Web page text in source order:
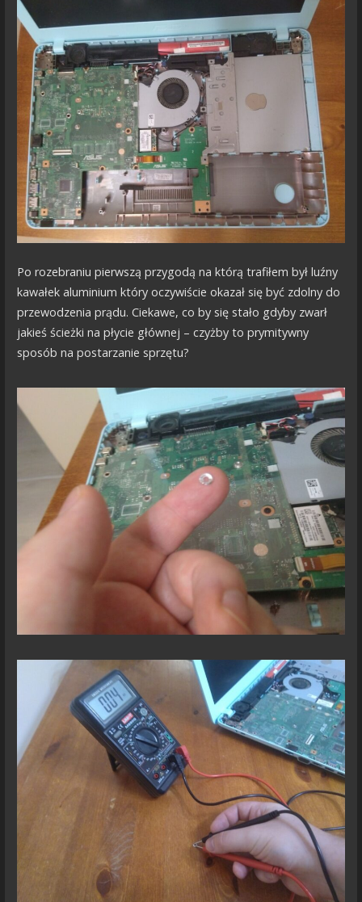
Po rozebraniu pierwszą przygodą na którą trafiłem był luźny
kawałek aluminium który oczywiście okazał się być zdolny do
przewodzenia prądu. Ciekawe, co by się stało gdyby zwarł
jakieś ścieżki na płycie głównej – czyżby to prymitywny
sposób na postarzanie sprzętu?